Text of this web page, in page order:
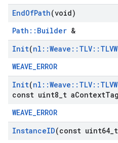
EndOfPath(void)
Path::Builder &
Init(nl ::Weave :: TLV::
WEAVE_ERROR
Init(nl ::Weave :: TLV::
const uint8 t aContextTag
WEAVE_ERROR
InstanceID(const uint64